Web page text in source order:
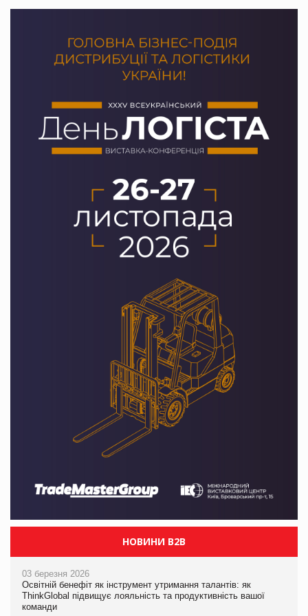
НОВИНИ B2B
03 березня 2026
Освітній бенефіт як інструмент утримання талантів: як
ThinkGlobal підвищує лояльність та продуктивність вашої
команди